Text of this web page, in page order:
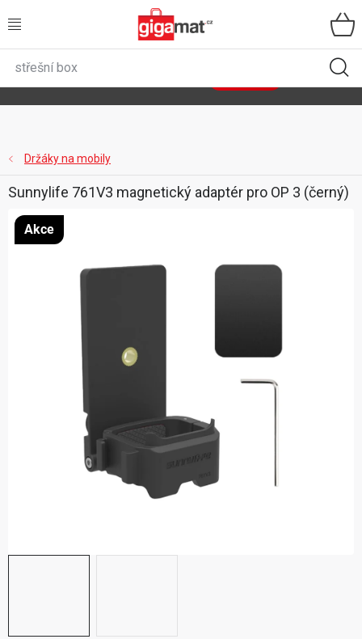
na
VŠECHNY KATEGORIE
ZAHRADA
DÍLNA
ÚLOŽNÉ BOXY
Možnosti dopravy
Držáky na mobily
Sunnylife 761V3 magnetický adaptér pro OP 3 (černý)
Akce